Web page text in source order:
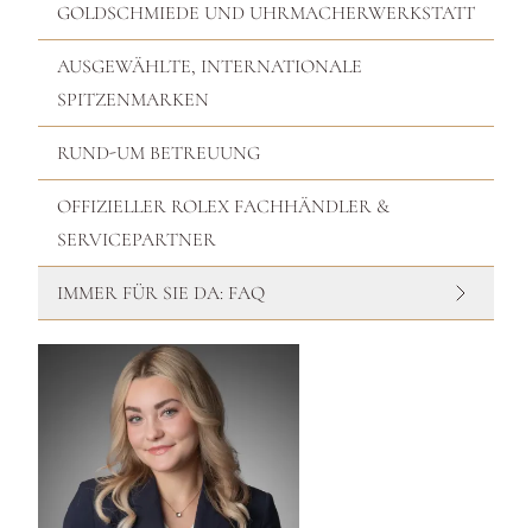
GOLDSCHMIEDE UND UHRMACHERWERKSTATT
AUSGEWÄHLTE, INTERNATIONALE
SPITZENMARKEN
RUND-UM BETREUUNG
OFFIZIELLER ROLEX FACHHÄNDLER &
SERVICEPARTNER
IMMER FÜR SIE DA: FAQ